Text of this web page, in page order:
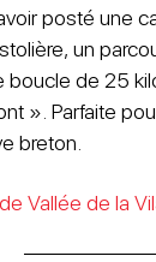
posté une
un
boucle de 25
». Parfaite
breton.
Vallée de la